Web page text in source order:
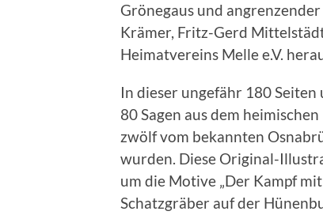
Grönegaus und
Krämer, Fritz-Gerd
Heimatvereins Melle e.V.
In dieser ungefähr 180
80 Sagen aus dem
zwölf vom bekannten
wurden. Diese Original-
um die Motive „Der Kampf
Schatzgräber auf der